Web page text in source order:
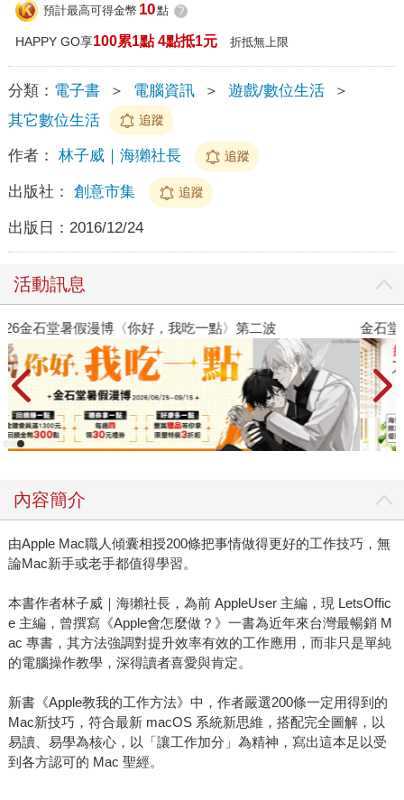
預計最高可得金幣 10點 ?
HAPPY GO享100累1點 4點抵1元 折抵無上限
分類： 電子書 ＞ 電腦資訊 ＞ 遊戲/數位生活
＞
其它數位生活
追蹤
作者： 林子威｜海獺社長 追蹤
出版社： 創意市集 追蹤
出版日： 2016/12/24
活動訊息
金石堂2026海外優惠：電子書
內容簡介
由Apple Mac職人傾囊相授200條把事情做得更好的工作技巧，無
論Mac新手或老手都值得學習。
本書作者林子威｜海獺社長，為前 AppleUser 主編，現 LetsOffic
e 主編，曾撰寫《Apple會怎麼做？》一書為近年來台灣最暢銷 M
ac 專書，其方法強調對提升效率有效的工作應用，而非只是單純
的電腦操作教學，深得讀者喜愛與肯定。
新書《Apple教我的工作方法》中，作者嚴選200條一定用得到的
Mac新技巧，符合最新 macOS 系統新思維，搭配完全圖解，以
易讀、易學為核心，以「讓工作加分」為精神，寫出這本足以受
到各方認可的 Mac 聖經。